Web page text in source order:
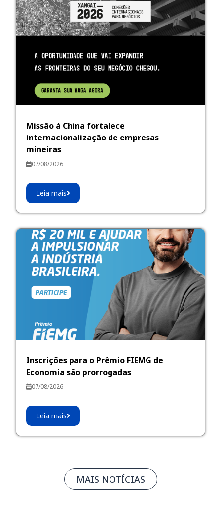
Missão à China fortalece
internacionalização de empresas
mineiras
07/08/2026
Leia mais
Inscrições para o Prêmio FIEMG de
Economia são prorrogadas
07/08/2026
Leia mais
MAIS NOTÍCIAS